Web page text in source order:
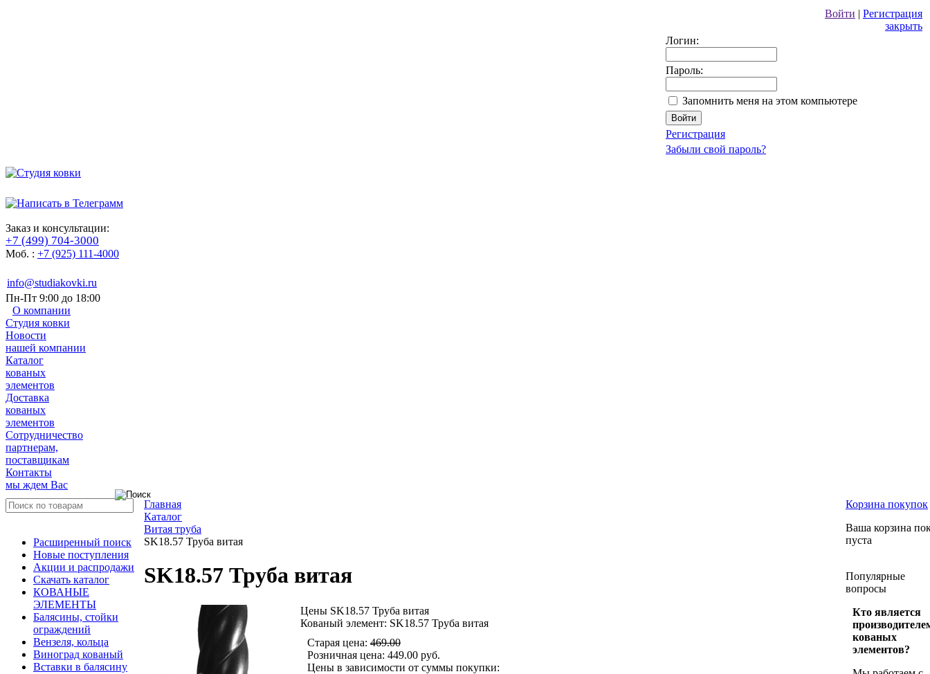
Войти | Регистрация
закрыть
Логин:
Пароль:
Запомнить меня на этом компьютере
Регистрация
Забыли свой пароль?
Заказ и консультации:
+7 (499) 704-3000
Моб. : +7 (925) 111-4000
info@studiakovki.ru
Пн-Пт 9:00 до 18:00
О компании
Студия ковки
Новости
нашей компании
Каталог
кованых
элементов
Доставка
кованых
элементов
Сотрудничество
партнерам,
поставщикам
Контакты
мы ждем Вас
Расширенный поиск
Новые поступления
Акции и распродажи
Скачать каталог
КОВАНЫЕ
ЭЛЕМЕНТЫ
Балясины, стойки
ограждений
Вензеля, кольца
Виноград кованый
Вставки в балясину
Главная
Каталог
Витая труба
SK18.57 Труба витая
SK18.57 Труба витая
Цены SK18.57 Труба витая
Кованый элемент: SK18.57 Труба витая
Старая цена: 469.00
Розничная цена: 449.00 руб.
Цены в зависимости от суммы покупки:
Корзина покупок
Ваша корзина
пуста
Популярные
вопросы
Кто является
кованых
элементов?